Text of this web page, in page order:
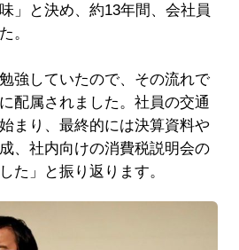
」と決め、約13年間、会社員
。
強していたので、その流れで
配属されました。社員の交通
まり、最終的には決算資料や
、社内向けの消費税説明会の
た」と振り返ります。